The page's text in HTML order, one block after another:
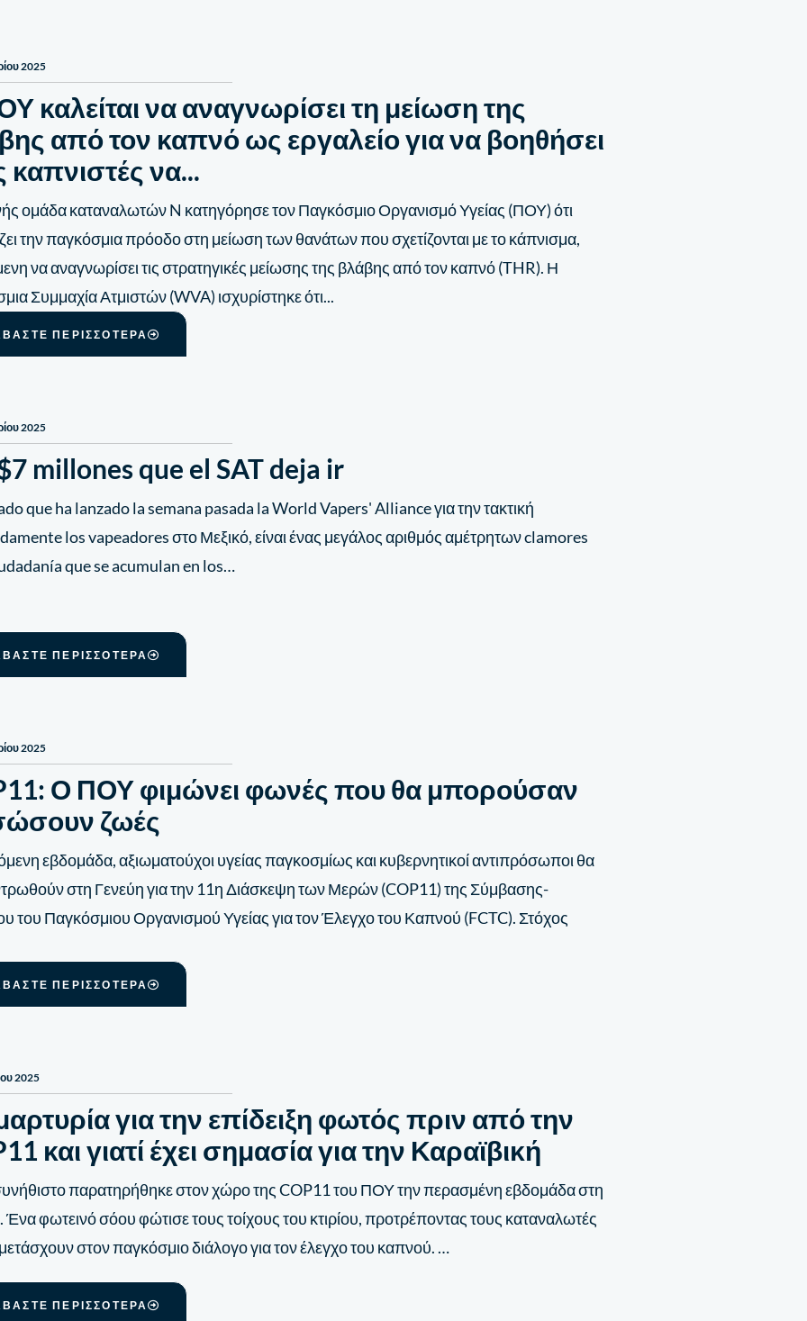
2025
καλείται να αναγνωρίσει τη μείωση της
από τον καπνό ως εργαλείο για να βοηθήσει
καπνιστές να...
ομάδα καταναλωτών N κατηγόρησε τον Παγκόσμιο Οργανισμό Υγείας (ΠΟΥ) ότι
την παγκόσμια πρόοδο στη μείωση των θανάτων που σχετίζονται με το κάπνισμα,
να αναγνωρίσει τις στρατηγικές μείωσης της βλάβης από τον καπνό (THR). Η
Συμμαχία Ατμιστών (WVA) ισχυρίστηκε ότι...
ΠΕΡΙΣΣΌΤΕΡΑ
2025
millones que el SAT deja ir
que ha lanzado la semana pasada la World Vapers' Alliance για την τακτική
los vapeadores στο Μεξικό, είναι ένας μεγάλος αριθμός αμέτρητων clamores
que se acumulan en los…
ΠΕΡΙΣΣΌΤΕΡΑ
2025
Ο ΠΟΥ φιμώνει φωνές που θα μπορούσαν
ζωές
εβδομάδα, αξιωματούχοι υγείας παγκοσμίως και κυβερνητικοί αντιπρόσωποι θα
στη Γενεύη για την 11η Διάσκεψη των Μερών (COP11) της Σύμβασης-
του Παγκόσμιου Οργανισμού Υγείας για τον Έλεγχο του Καπνού (FCTC). Στόχος
ΠΕΡΙΣΣΌΤΕΡΑ
2025
για την επίδειξη φωτός πριν από την
και γιατί έχει σημασία για την Καραϊβική
παρατηρήθηκε στον χώρο της COP11 του ΠΟΥ την περασμένη εβδομάδα στη
Ένα φωτεινό σόου φώτισε τους τοίχους του κτιρίου, προτρέποντας τους καταναλωτές
στον παγκόσμιο διάλογο για τον έλεγχο του καπνού. …
ΠΕΡΙΣΣΌΤΕΡΑ